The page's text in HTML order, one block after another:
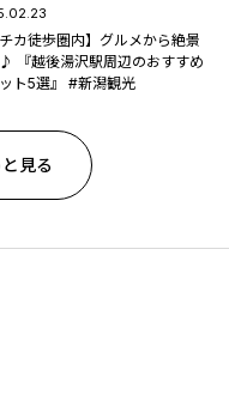
チカ徒歩圏内】グルメから絶景
『越後湯沢駅周辺のおすすめ
ト5選』 #新潟観光
見る